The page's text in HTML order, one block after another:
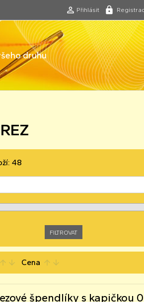
Přihlásit
druhu
48
arrow_upward arrow_downward Cena arrow_upward arrow_downward
špendlíky s kapičkou